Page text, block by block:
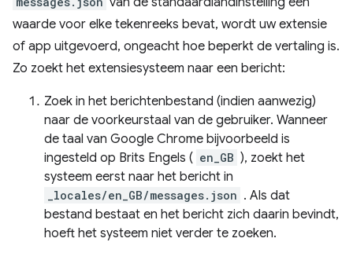
waarde voor elke tekenreeks bevat, wordt uw extensie
of app uitgevoerd, ongeacht hoe beperkt de vertaling is.
Zo zoekt het extensiesysteem naar een bericht:
Zoek in het berichtenbestand (indien aanwezig)
naar de voorkeurstaal van de gebruiker. Wanneer
de taal van Google Chrome bijvoorbeeld is
ingesteld op Brits Engels ( en_GB ), zoekt het
systeem eerst naar het bericht in
_locales/en_GB/messages.json . Als dat
bestand bestaat en het bericht zich daarin bevindt,
hoeft het systeem niet verder te zoeken.